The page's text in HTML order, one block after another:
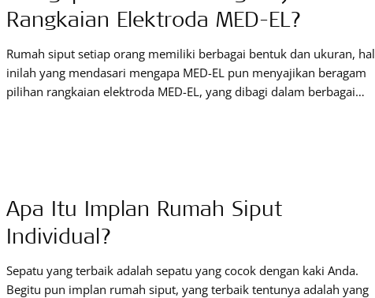
Rangkaian Elektroda MED-EL?
Rumah siput setiap orang memiliki berbagai bentuk dan ukuran, hal
inilah yang mendasari mengapa MED-EL pun menyajikan beragam
pilihan rangkaian elektroda MED-EL, yang dibagi dalam berbagai
Apa Itu Implan Rumah Siput
Individual?
Sepatu yang terbaik adalah sepatu yang cocok dengan kaki Anda.
Begitu pun implan rumah siput, yang terbaik tentunya adalah yang